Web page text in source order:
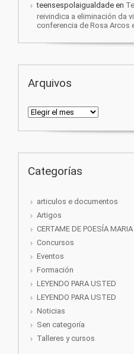
teensespolaigualdade en
reivindica a eliminación da
conferencia de Rosa Arcos
Arquivos
Arquivos
Categorías
articulos e documentos
Artigos
CERTAME DE POESÍA
Concursos
Eventos
Formación
LEYENDO PARA USTED
LEYENDO PARA USTED
Noticias
Sen categoría
Talleres y cursos